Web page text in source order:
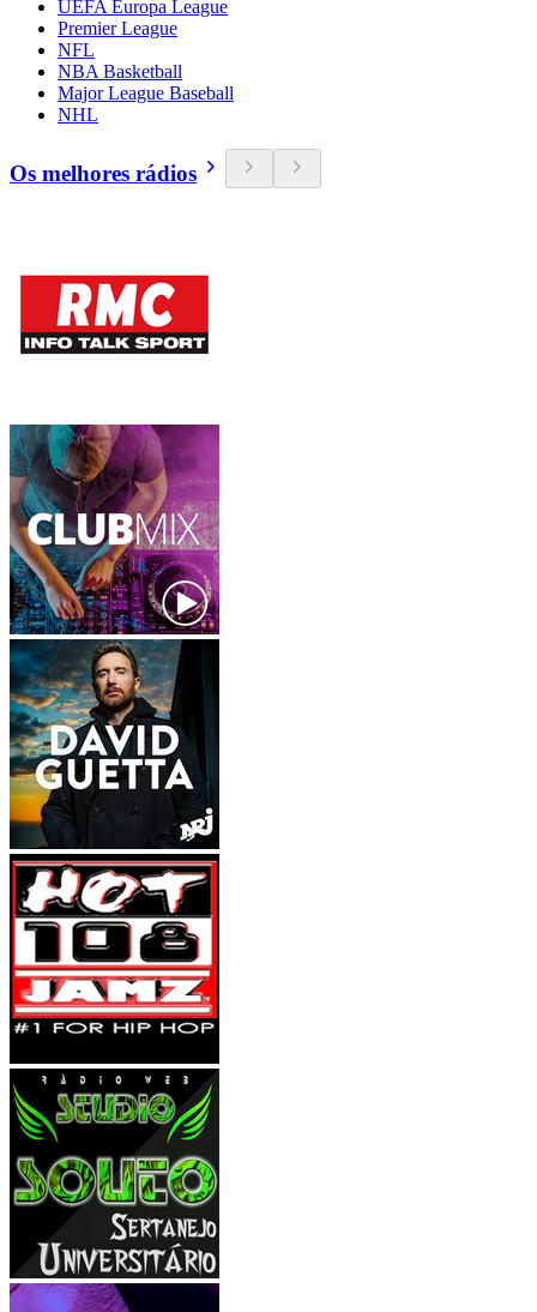
UEFA Europa League
Premier League
NFL
NBA Basketball
Major League Baseball
NHL
Os melhores rádios